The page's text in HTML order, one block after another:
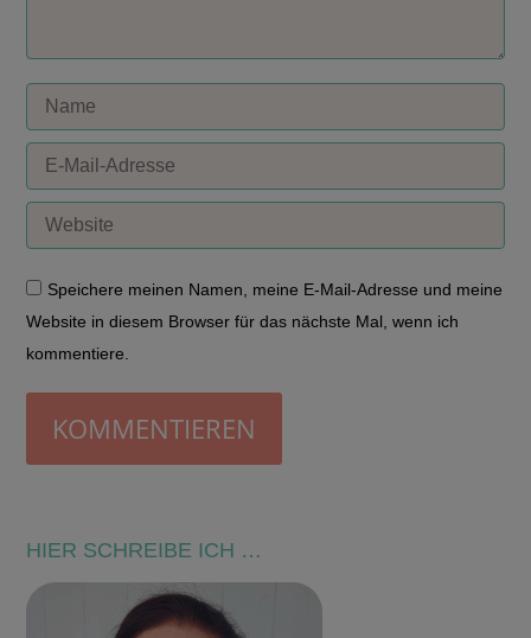
Name
E-Mail-Adresse
Website
Speichere meinen Namen, meine E-Mail-Adresse und meine
Website in diesem Browser für das nächste Mal, wenn ich
kommentiere.
KOMMENTIEREN
HIER SCHREIBE ICH …